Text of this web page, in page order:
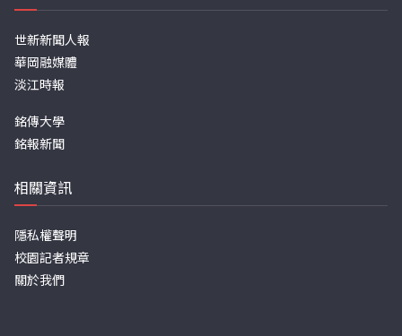
世新新聞人報
華岡融媒體
淡江時報
銘傳大學
銘報新聞
相關資訊
隱私權聲明
校園記者規章
關於我們